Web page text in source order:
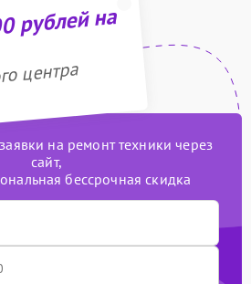
рублей на
центра
на ремонт техники через
сайт,
бессрочная скидка